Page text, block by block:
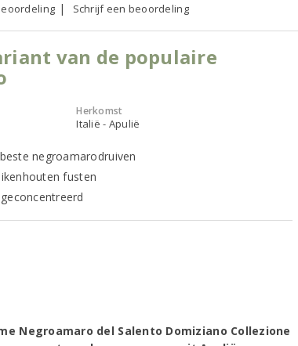
Schrijf een beoordeling
van de populaire
Herkomst
Italië - Apulië
negroamarodruiven
fusten
Negroamaro del Salento Domiziano Collezione